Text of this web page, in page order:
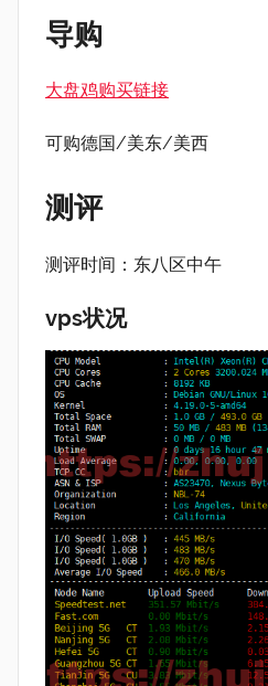
导购
大盘鸡购买链接
可购德国/美东/美西
测评
测评时间：东八区中午
vps状况